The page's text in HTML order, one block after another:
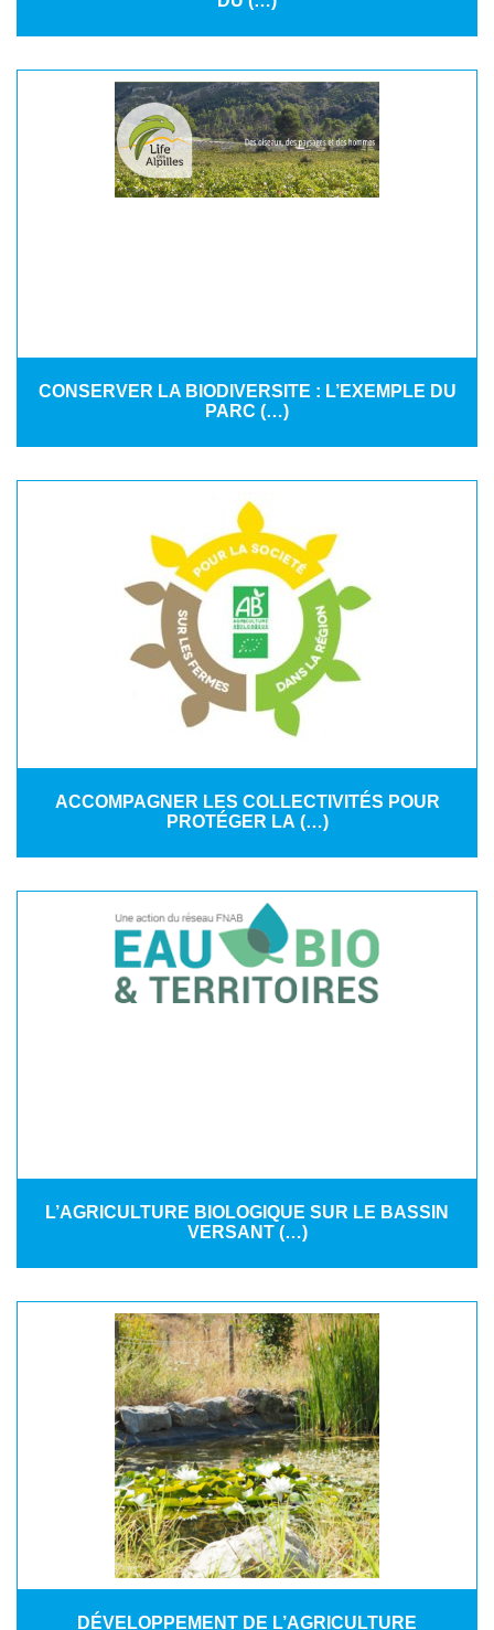
CONSERVER LA BIODIVERSITE : L’EXEMPLE DU
PARC (…)
ACCOMPAGNER LES COLLECTIVITÉS POUR
PROTÉGER LA (…)
L’AGRICULTURE BIOLOGIQUE SUR LE BASSIN
VERSANT (…)
DÉVELOPPEMENT DE L’AGRICULTURE